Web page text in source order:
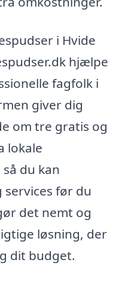
i Hvide
hjælpe
fagfolk i
giver dig
om tre gratis og
lokale
du kan
før du
det nemt og
løsning, der
dit budget.